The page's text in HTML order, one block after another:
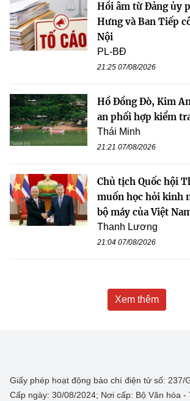
Hồi âm từ Đảng ủy
Hưng và Ban Tiếp
Nội
PL-BĐ
21:25 07/08/2026
Hồ Đồng Đò, Kim
an phối hợp kiểm
Thái Minh
21:21 07/08/2026
Chủ tịch Quốc hội
muốn học hỏi kinh
bộ máy của Việt
Thanh Lương
21:04 07/08/2026
Xem thêm
Giấy phép hoạt động báo chí điện tử số: 237/
Cấp ngày: 30/08/2024; Nơi cấp: Bộ Văn hóa -